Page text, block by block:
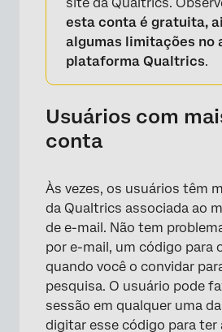
site da Qualtrics.
esta conta é gratuita,
algumas limitações no
plataforma Qualtrics.
Usuários com
conta
Às vezes, os usuários têm
da Qualtrics associada ao
de e-mail. Não tem
por e-mail, um código para
quando você o convidar
pesquisa. O usuário pode
sessão em qualquer uma
digitar esse código para ter